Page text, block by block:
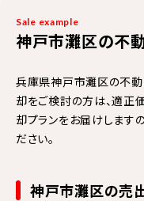
Sale example
神戸市灘区の不
兵庫県神戸市灘区の不動
却をご検討の方は、適正
却プランをお届けします
ださい。
神戸市灘区の売